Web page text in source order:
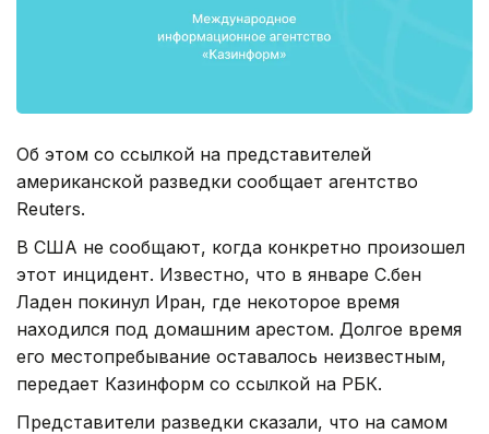
Об этом со ссылкой на представителей
американской разведки сообщает агентство
Reuters.
В США не сообщают, когда конкретно произошел
этот инцидент. Известно, что в январе С.бен
Ладен покинул Иран, где некоторое время
находился под домашним арестом. Долгое время
его местопребывание оставалось неизвестным,
передает Казинформ со ссылкой на РБК.
Представители разведки сказали, что на самом